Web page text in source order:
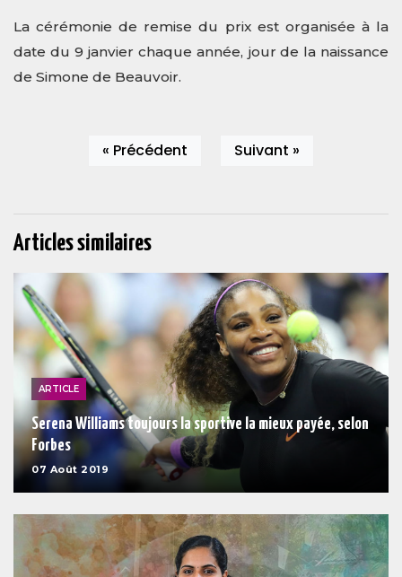
La cérémonie de remise du prix est organisée à la
date du 9 janvier chaque année, jour de la naissance
de Simone de Beauvoir.
« Précédent Suivant »
Articles similaires
ARTICLE
Serena Williams toujours la sportive la mieux payée, selon
Forbes
07 Août 2019